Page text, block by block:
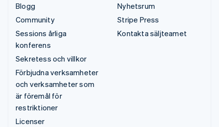
Blogg
Community
Sessions årliga
konferens
Sekretess och villkor
Förbjudna verksamheter
och verksamheter som
är föremål för
restriktioner
Licenser
Nyhetsrum
Stripe Press
Kontakta säljteamet